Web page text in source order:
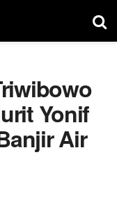
Yonif
Air